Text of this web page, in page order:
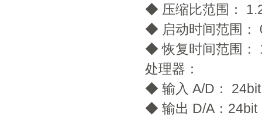
◆ 压缩比范围：
◆ 启动时间范围：
◆ 恢复时间范围：
处理器：
◆ 输入 A/D： 24bit
◆ 输出 D/A：24bit